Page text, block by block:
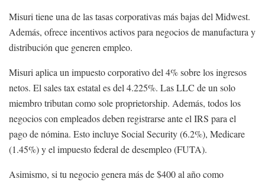
Misuri tiene una de las tasas corporativas más bajas del Midwest.
Además, ofrece incentivos activos para negocios de manufactura y
distribución que generen empleo.
Misuri aplica un impuesto corporativo del 4% sobre los ingresos
netos. El sales tax estatal es del 4.225%. Las LLC de un solo
miembro tributan como sole proprietorship. Además, todos los
negocios con empleados deben registrarse ante el IRS para el
pago de nómina. Esto incluye Social Security (6.2%), Medicare
(1.45%) y el impuesto federal de desempleo (FUTA).
Asimismo, si tu negocio genera más de $400 al año como